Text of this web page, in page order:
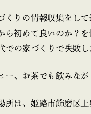
くりの情報収集をして
ら初めて良いのか？
での家づくりで失敗
ー、お茶でも飲みな
所は、姫路市飾磨区